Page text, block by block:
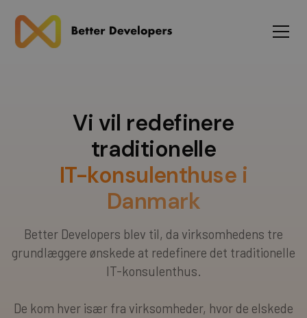
Vi vil redefinere
traditionelle
IT-konsulenthuse i
Danmark
Better Developers blev til, da virksomhedens tre
grundlæggere ønskede at redefinere det traditionelle
IT-konsulenthus.
De kom hver især fra virksomheder, hvor de elskede